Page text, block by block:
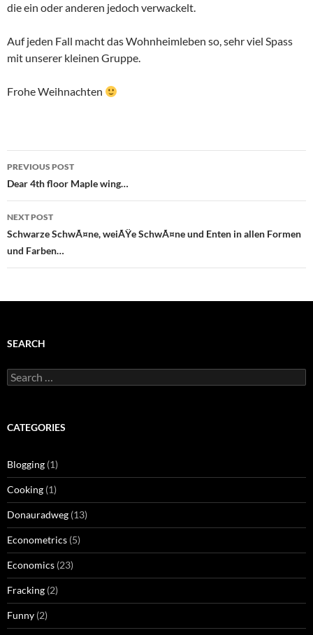
die ein oder anderen jedoch verwackelt.
Auf jeden Fall macht das Wohnheimleben so, sehr viel Spass
mit unserer kleinen Gruppe.
Frohe Weihnachten
Post
navigation
PREVIOUS POST
Dear 4th floor Maple wing…
NEXT POST
Schwarze SchwÃ¤ne, weiÃŸe SchwÃ¤ne und Enten in allen Formen
und Farben…
SEARCH
Search
for:
CATEGORIES
Blogging (1)
Cooking (1)
Donauradweg (13)
Econometrics (5)
Economics (23)
Fracking (2)
Funny (2)